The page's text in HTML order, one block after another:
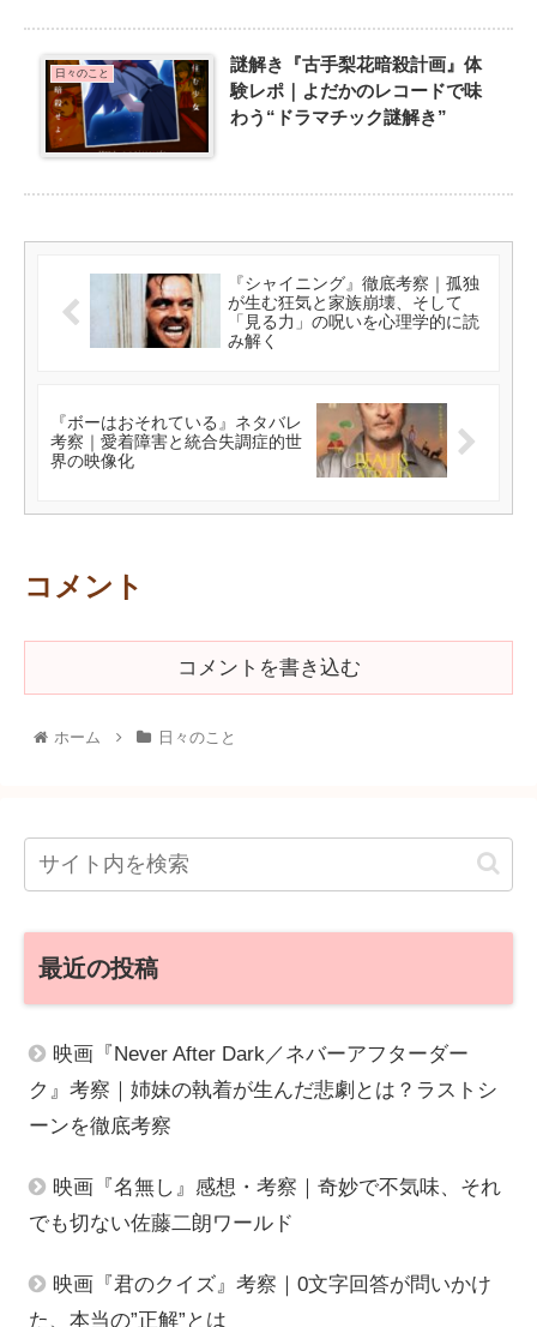
日々のこと
謎解き『古手梨花暗殺計画』体
験レポ｜よだかのレコードで味
わう“ドラマチック謎解き”
『シャイニング』徹底考察｜孤独
が生む狂気と家族崩壊、そして
「見る力」の呪いを心理学的に読
み解く
『ボーはおそれている』ネタバレ
考察｜愛着障害と統合失調症的世
界の映像化
コメント
コメントを書き込む
ホーム 日々のこと
最近の投稿
映画『Never After Dark／ネバーアフターダー
ク』考察｜姉妹の執着が生んだ悲劇とは？ラストシ
ーンを徹底考察
映画『名無し』感想・考察｜奇妙で不気味、それ
でも切ない佐藤二朗ワールド
映画『君のクイズ』考察｜0文字回答が問いかけ
た、本当の”正解”とは